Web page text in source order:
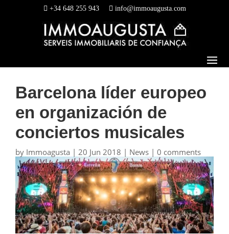
+34 648 255 943 info@immoaugusta.com
Barcelona líder europeo
en organización de
conciertos musicales
by Immoagusta | 20 Jun 2018 | News | 0 comments